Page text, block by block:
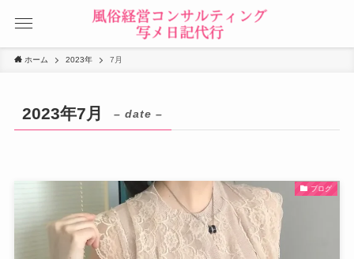
ホーム 2023年 7月
2023年7月 – date –
ブログ